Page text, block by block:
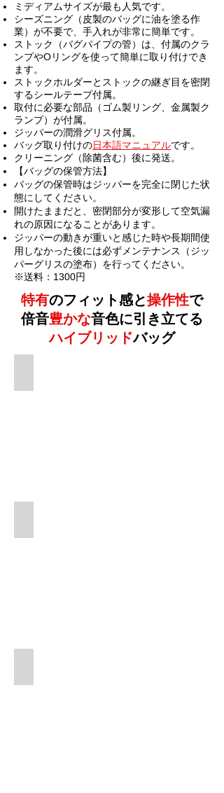
ミディアムサイズが最も人気です。
シーズニング（皮製のバッグに油を塗る作
業）が不要で、手入れが非常に簡単です。
ストック（バグパイプの管）は、付属のクラ
ンプやOリングを使って簡単に取り付けでき
ます。
ストックホルダーとストックの継ぎ目を密閉
するシールテープ付属。
取付に必要な部品（ゴム製リング、金属製ク
ランプ）が付属。
ジッパーの潤滑グリス付属。
バッグ取り付けの日本語マニュアルです。
クリーニング（除菌含む）後に発送。
【バッグの保管方法】
バッグの保管時はジッパーを完全に閉じた状
態にしてください。
開けたままだと、密閉部分が変形して空気漏
れの原因になることがあります。
ジッパーの動きが重いと感じた時や長期間使
用しなかった後には必ずメンテナンス（ジッ
パーグリスの塗布）を行ってください。
※送料：1300円
特有のフィット感と操作性で
倍音豊かな音色に引き立てる
ハイブリッドバッグ